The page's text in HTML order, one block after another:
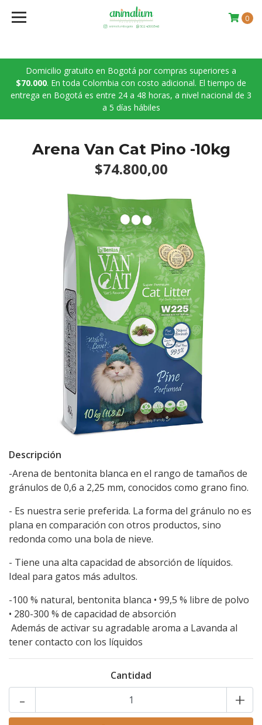
Domicilio gratuito en Bogotá por compras superiores a
$70.000. En toda Colombia con costo adicional. El tiempo de
entrega en Bogotá es entre 24 a 48 horas, a nivel nacional de 3
a 5 días hábiles
0
Arena Van Cat Pino -10kg
$74.800,00
Descripción
-Arena de bentonita blanca en el rango de tamaños de
gránulos de 0,6 a 2,25 mm, conocidos como grano fino.
- Es nuestra serie preferida. La forma del gránulo no es
plana en comparación con otros productos, sino
redonda como una bola de nieve.
- Tiene una alta capacidad de absorción de líquidos.
Ideal para gatos más adultos.
-100 % natural, bentonita blanca • 99,5 % libre de polvo
• 280-300 % de capacidad de absorción
Además de activar su agradable aroma a Lavanda al
tener contacto con los líquidos
Cantidad
- +